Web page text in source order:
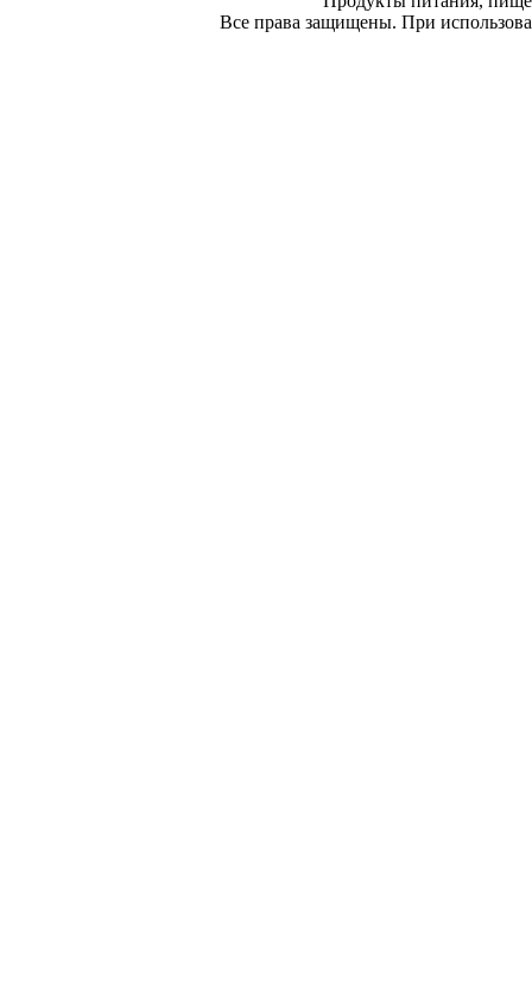
Все права защищены. При